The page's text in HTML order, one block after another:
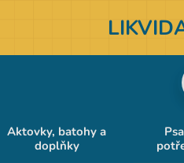
Aktovky, batohy a
doplňky